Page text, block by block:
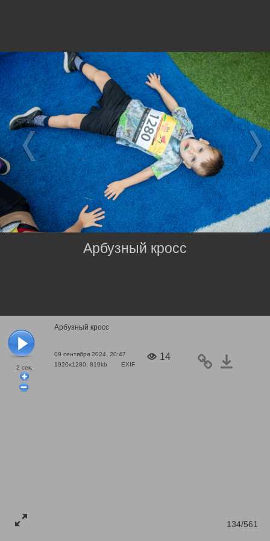
2 сек.
Арбузный кросс
09 сентября 2024, 20:47
1920x1280, 819kb
EXIF
14
134/561
Арбузный кросс